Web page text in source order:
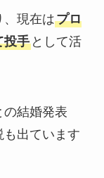
、現在はプロ
投手として活
の結婚発表
出ています